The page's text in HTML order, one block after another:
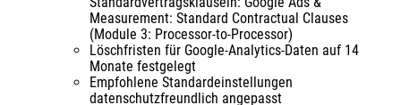
Measurement: Standard Contractual Clauses
(Module 3: Processor-to-Processor)
Löschfristen für Google-Analytics-Daten auf 14
Monate festgelegt
Empfohlene Standardeinstellungen
datenschutzfreundlich angepasst